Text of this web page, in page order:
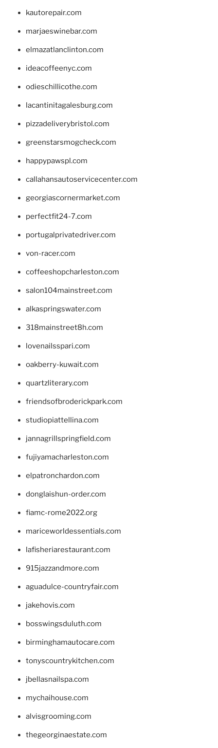
kautorepair.com
marjaeswinebar.com
elmazatlanclinton.com
ideacoffeenyc.com
odieschillicothe.com
lacantinitagalesburg.com
pizzadeliverybristol.com
greenstarsmogcheck.com
happypawspl.com
callahansautoservicecenter.com
georgiascornermarket.com
perfectfit24-7.com
portugalprivatedriver.com
von-racer.com
coffeeshopcharleston.com
salon104mainstreet.com
alkaspringswater.com
318mainstreet8h.com
lovenailsspari.com
oakberry-kuwait.com
quartzliterary.com
friendsofbroderickpark.com
studiopiattellina.com
jannagrillspringfield.com
fujiyamacharleston.com
elpatronchardon.com
donglaishun-order.com
fiamc-rome2022.org
mariceworldessentials.com
lafisheriarestaurant.com
915jazzandmore.com
aguadulce-countryfair.com
jakehovis.com
bosswingsduluth.com
birminghamautocare.com
tonyscountrykitchen.com
jbellasnailspa.com
mychaihouse.com
alvisgrooming.com
thegeorginaestate.com